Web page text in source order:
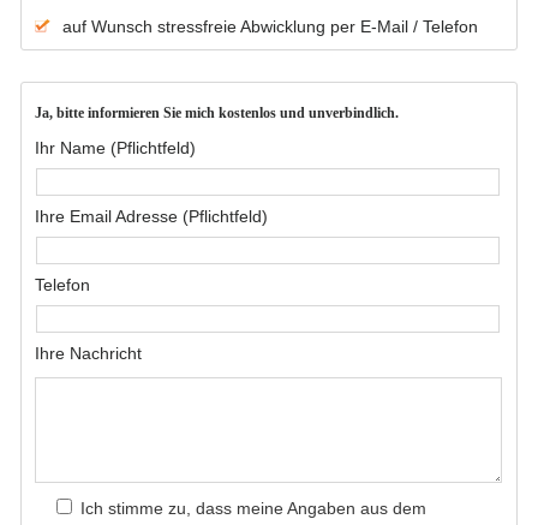
auf Wunsch stressfreie Abwicklung per E-Mail / Telefon
Ja, bitte informieren Sie mich kostenlos und unverbindlich.
Ihr Name (Pflichtfeld)
Ihre Email Adresse (Pflichtfeld)
Telefon
Ihre Nachricht
Ich stimme zu, dass meine Angaben aus dem